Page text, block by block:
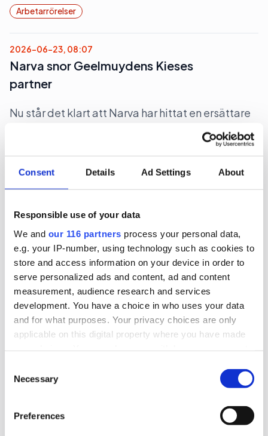
Consent Details Ad Settings About
Responsible use of your data
We and our 116 partners process your personal data,
e.g. your IP-number, using technology such as cookies to
store and access information on your device in order to
serve personalized ads and content, ad and content
measurement, audience research and services
development. You have a choice in who uses your data
and for what purposes. Your privacy choices are only
applicable on this digital property where you have made
the Privacy trigger icon.
Find out more about how your personal data is processed
and set your preferences in the
Selection
Necessary
Preferences
Arbetarrörelser
2026-06-23, 08:07
Narva snor Geelmuydens Kieses
partner
Nu står det klart att Narva har hittat en ersättare
Arbetarrörelser Pr
Tidigare S-ledamot blir komchef på
TCO
Den fackliga centralorganisationen TCO hittar
sin nay kommunikationschef hos en
ledarskapsbyrå.
Arbetarrörelser Arbetsmarknad
Två pa-chefer lämnar sina byråer
chefer för två av landets ledande byråer.